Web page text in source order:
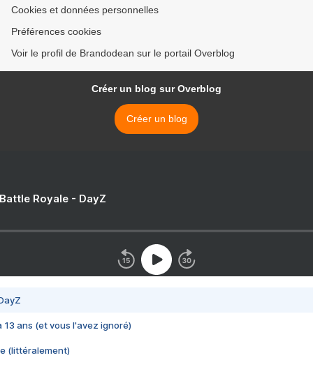
Cookies et données personnelles
Préférences cookies
Voir le profil de Brandodean sur le portail Overblog
Créer un blog sur Overblog
Créer un blog
Royale - DayZ
13 ans (et vous l'avez ignoré)
(littéralement)